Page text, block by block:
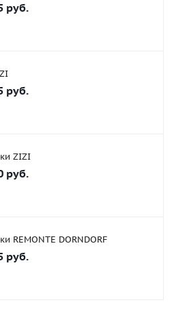
руб.
руб.
ZIZI
руб.
Босоножки REMONTE DORNDORF
руб.